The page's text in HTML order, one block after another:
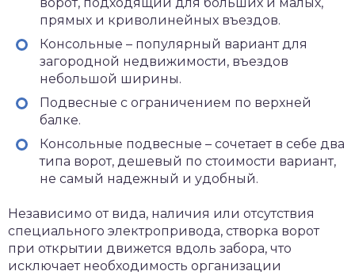
прямых и криволинейных въездов.
Консольные – популярный вариант для
загородной недвижимости, въездов
небольшой ширины.
Подвесные с ограничением по верхней
балке.
Консольные подвесные – сочетает в себе два
типа ворот, дешевый по стоимости вариант,
не самый надежный и удобный.
Независимо от вида, наличия или отсутствия
специального электропривода, створка ворот
при открытии движется вдоль забора, что
исключает необходимость организации